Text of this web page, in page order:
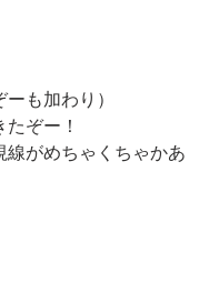
ーも加わり）
たぞー！
がめちゃくちゃかあ